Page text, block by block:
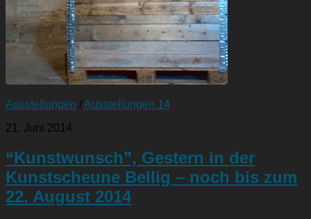
Ausstellungen /Ausstellungen 14
21. Juni 2014
“Kunstwunsch”, Gestern in der
Kunstscheune Bellig – noch bis zum
22. August 2014